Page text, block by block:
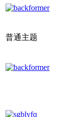
普通主题